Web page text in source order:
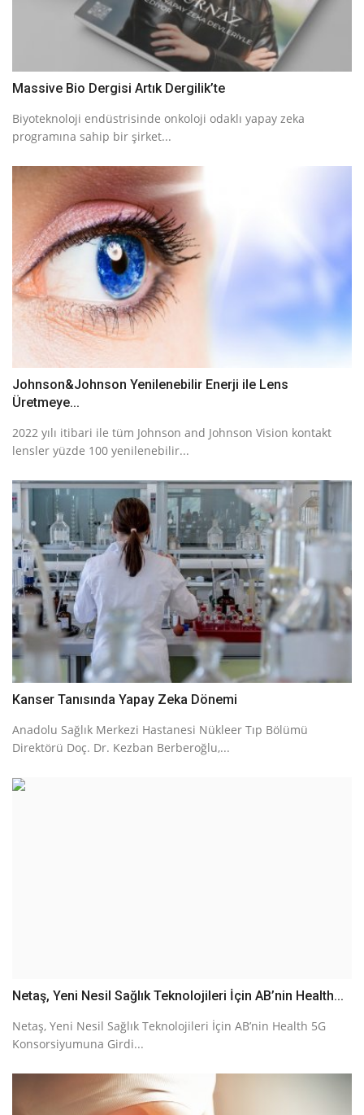
Massive Bio Dergisi Artık Dergilik’te
Biyoteknoloji endüstrisinde onkoloji odaklı yapay zeka
programına sahip bir şirket...
Johnson&Johnson Yenilenebilir Enerji ile Lens
Üretmeye...
2022 yılı itibari ile tüm Johnson and Johnson Vision kontakt
lensler yüzde 100 yenilenebilir...
Kanser Tanısında Yapay Zeka Dönemi
Anadolu Sağlık Merkezi Hastanesi Nükleer Tıp Bölümü
Direktörü Doç. Dr. Kezban Berberoğlu,...
Netaş, Yeni Nesil Sağlık Teknolojileri İçin AB’nin Health...
Netaş, Yeni Nesil Sağlık Teknolojileri İçin AB’nin Health 5G
Konsorsiyumuna Girdi...